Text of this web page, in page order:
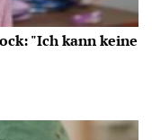
"Ich kann keine